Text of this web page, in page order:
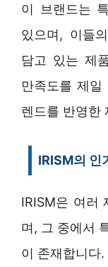
이 브랜드는
있으며, 이들
담고 있는 제
만족도를 제일
렌드를 반영한
IRISM의 인
IRISM은 여러
며, 그 중에서
이 존재합니다.